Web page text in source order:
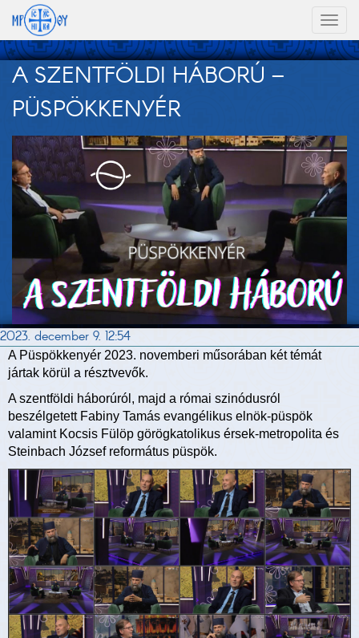
A SZENTFÖLDI HÁBORÚ –
PÜSPÖKKENYÉR
2023. december 9. 12:54
A Püspökkenyér 2023. novemberi műsorában két témát
jártak körül a résztvevők.
A szentföldi háborúról, majd a római szinódusról
beszélgetett Fabiny Tamás evangélikus elnök-püspök
valamint Kocsis Fülöp görögkatolikus érsek-metropolita és
Steinbach József református püspök.